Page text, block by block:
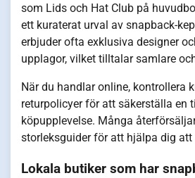
som Lids och Hat Club på
ett kuraterat urval av snapback-
erbjuder ofta exklusiva designer
upplagor, vilket tilltalar samlare
När du handlar online, kontrollera
returpolicyer för att säkerställa en
köpupplevelse. Många
storleksguider för att hjälpa dig
Lokala butiker som har